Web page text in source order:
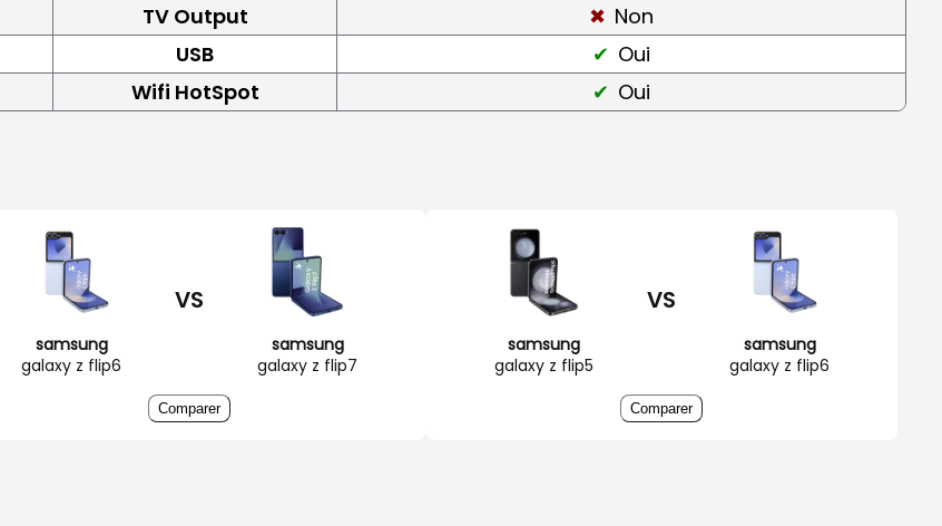
TV Output
Non
USB
Oui
Wifi HotSpot Oui
samsung
galaxy z flip6
VS
samsung
galaxy z flip7
Comparer
samsung
galaxy z flip5
VS
samsung
galaxy z flip6
Comparer